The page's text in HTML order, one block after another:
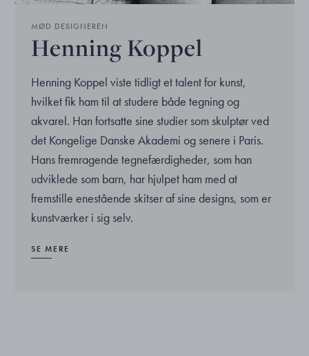
MØD DESIGNEREN
Henning Koppel
Henning Koppel viste tidligt et talent for kunst,
hvilket fik ham til at studere både tegning og
akvarel. Han fortsatte sine studier som skulptør ved
det Kongelige Danske Akademi og senere i Paris.
Hans fremragende tegnefærdigheder, som han
udviklede som barn, har hjulpet ham med at
fremstille enestående skitser af sine designs, som er
kunstværker i sig selv.
SE MERE